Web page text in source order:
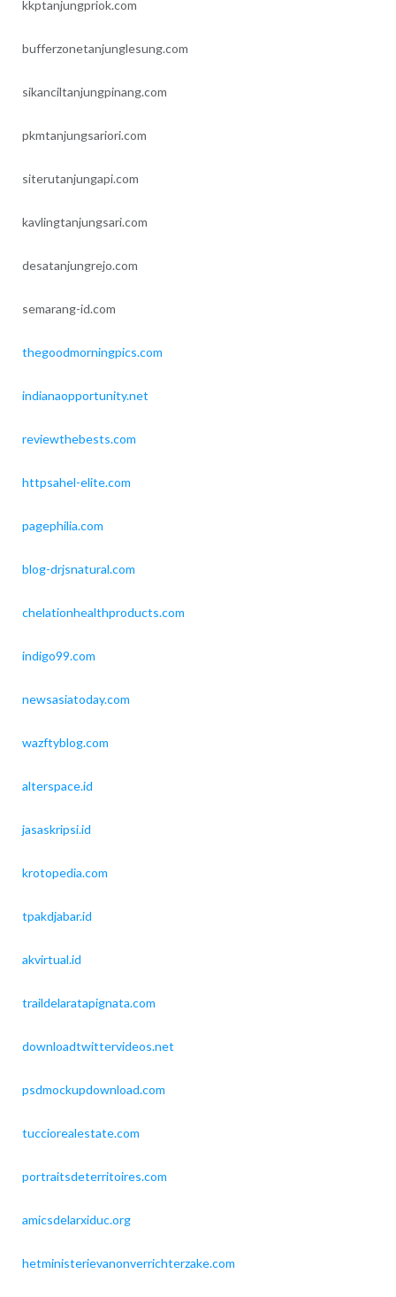
kkptanjungpriok.com
bufferzonetanjunglesung.com
sikanciltanjungpinang.com
pkmtanjungsariori.com
siterutanjungapi.com
kavlingtanjungsari.com
desatanjungrejo.com
semarang-id.com
thegoodmorningpics.com
indianaopportunity.net
reviewthebests.com
httpsahel-elite.com
pagephilia.com
blog-drjsnatural.com
chelationhealthproducts.com
indigo99.com
newsasiatoday.com
wazftyblog.com
alterspace.id
jasaskripsi.id
krotopedia.com
tpakdjabar.id
akvirtual.id
traildelaratapignata.com
downloadtwittervideos.net
psdmockupdownload.com
tucciorealestate.com
portraitsdeterritoires.com
amicsdelarxiduc.org
hetministerievanonverrichterzake.com